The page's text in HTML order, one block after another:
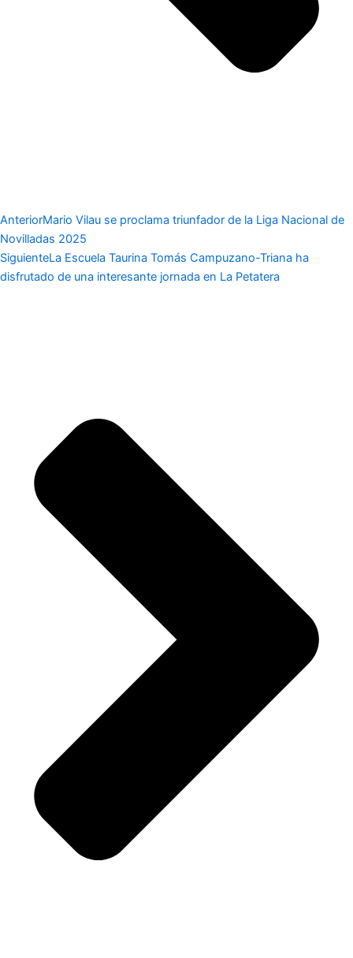
AnteriorMario Vilau se proclama triunfador de la Liga Nacional de
Novilladas 2025
SiguienteLa Escuela Taurina Tomás Campuzano-Triana ha
disfrutado de una interesante jornada en La Petatera